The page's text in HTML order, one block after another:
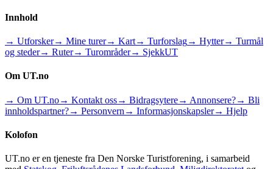
Innhold
→ Utforsker→ Mine turer→ Kart→ Turforslag→ Hytter→ Turmål
og steder→ Ruter→ Turområder→ SjekkUT
Om UT.no
→ Om UT.no→ Kontakt oss→ Bidragsytere→ Annonsere?→ Bli
innholdspartner?→ Personvern → Informasjonskapsler→ Hjelp
Kolofon
UT.no er en tjeneste fra Den Norske Turistforening, i samarbeid